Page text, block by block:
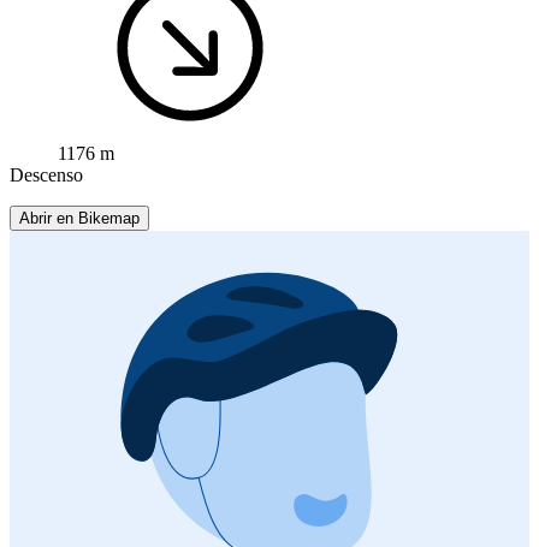
1176 m
Descenso
Abrir en Bikemap